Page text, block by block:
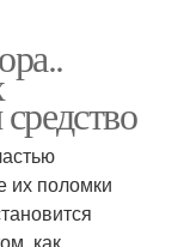
их поломки